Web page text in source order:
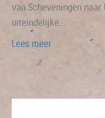
van Scheveningen
uiteindelijke…
Lees meer